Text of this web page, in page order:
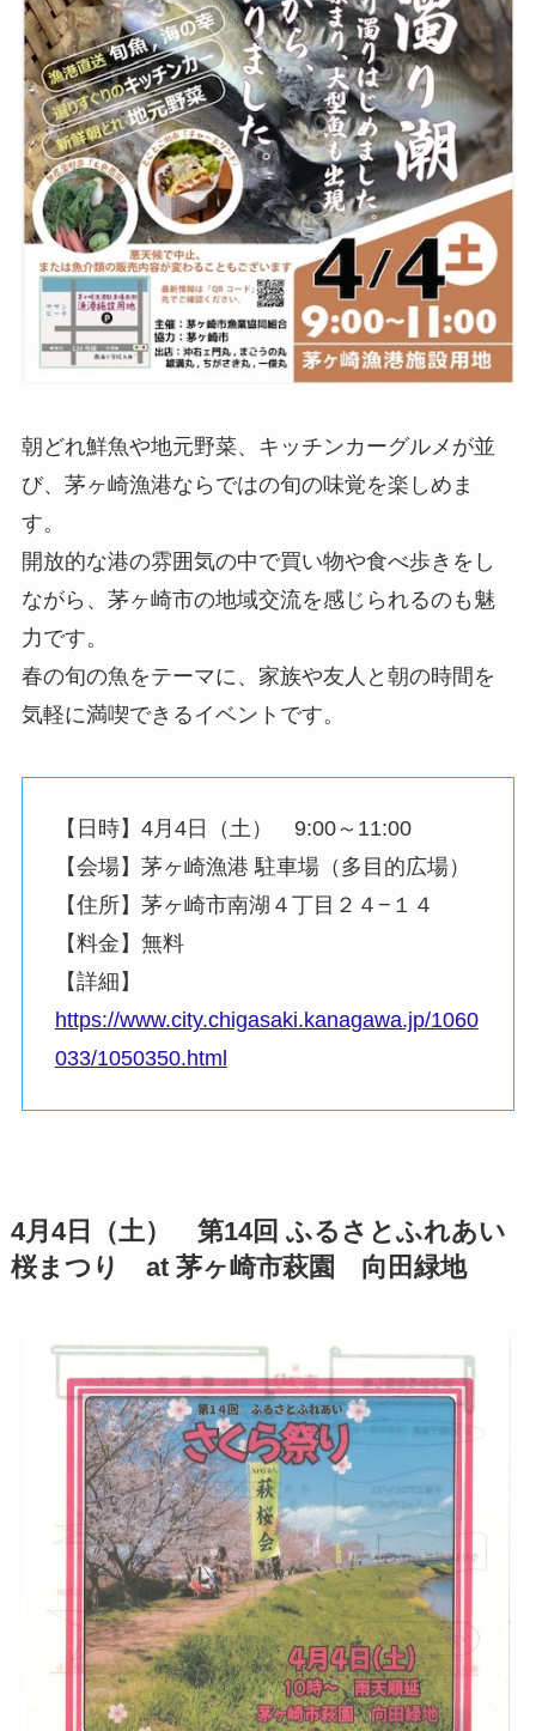
朝どれ鮮魚や地元野菜、キッチンカーグルメが並
び、茅ヶ崎漁港ならではの旬の味覚を楽しめま
す。
開放的な港の雰囲気の中で買い物や食べ歩きをし
ながら、茅ヶ崎市の地域交流を感じられるのも魅
力です。
春の旬の魚をテーマに、家族や友人と朝の時間を
気軽に満喫できるイベントです。
【日時】4月4日（土） 9:00～11:00
【会場】茅ヶ崎漁港 駐車場（多目的広場）
【住所】茅ヶ崎市南湖４丁目２４−１４
【料金】無料
【詳細】
https://www.city.chigasaki.kanagawa.jp/1060
033/1050350.html
4月4日（土） 第14回 ふるさとふれあい
桜まつり at 茅ヶ崎市萩園 向田緑地